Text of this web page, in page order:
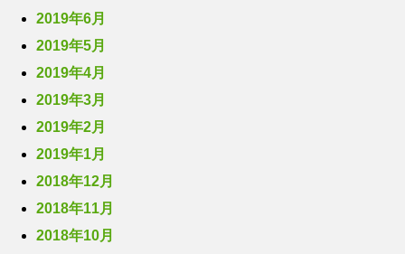
2019年6月
2019年5月
2019年4月
2019年3月
2019年2月
2019年1月
2018年12月
2018年11月
2018年10月